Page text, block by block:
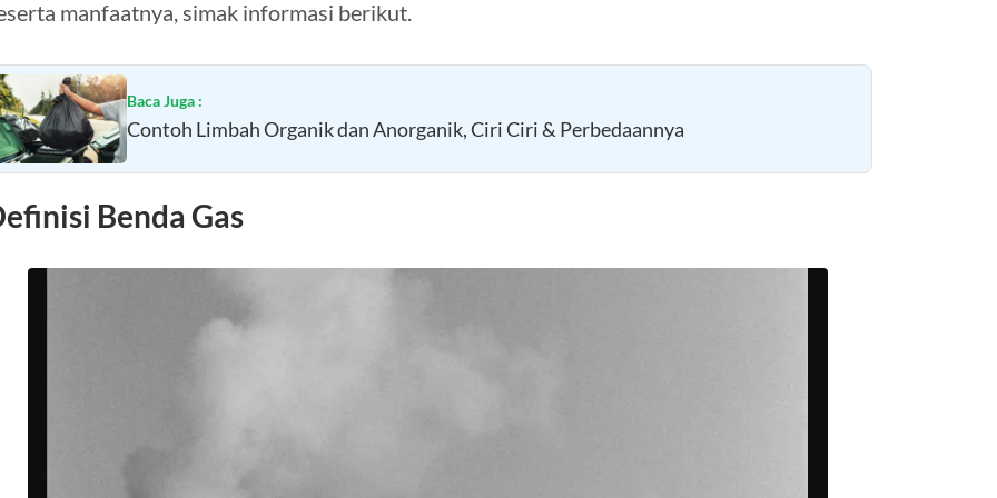
manfaatnya, simak informasi berikut.
Baca Juga :
Contoh Limbah Organik dan Anorganik, Ciri Ciri & Perbedaannya
Benda Gas